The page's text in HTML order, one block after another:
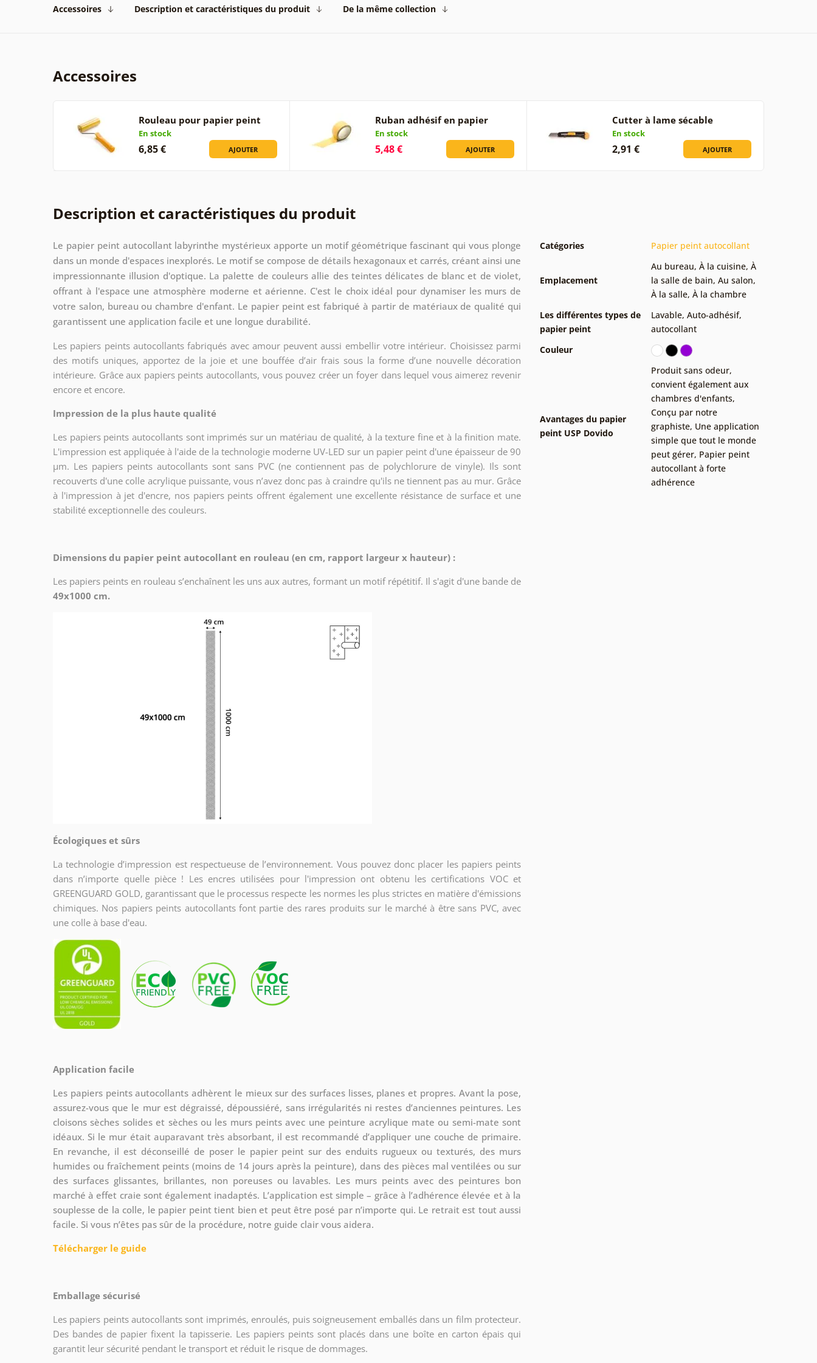
Accessoires Description et caractéristiques du produit De la même collection
Accessoires
Rouleau pour papier peint
En stock
6,85 € AJOUTER
Ruban adhésif en papier
En stock
5,48 € AJOUTER
Cutter à lame sécable
En stock
2,91 € AJOUTER
Description et caractéristiques du produit
Le papier peint autocollant labyrinthe mystérieux apporte un motif géométrique fascinant qui vous plonge
dans un monde d'espaces inexplorés. Le motif se compose de détails hexagonaux et carrés, créant ainsi une
impressionnante illusion d'optique. La palette de couleurs allie des teintes délicates de blanc et de violet,
offrant à l'espace une atmosphère moderne et aérienne. C'est le choix idéal pour dynamiser les murs de
votre salon, bureau ou chambre d'enfant. Le papier peint est fabriqué à partir de matériaux de qualité qui
garantissent une application facile et une longue durabilité.
Les papiers peints autocollants fabriqués avec amour peuvent aussi embellir votre intérieur. Choisissez parmi
des motifs uniques, apportez de la joie et une bouffée d’air frais sous la forme d’une nouvelle décoration
intérieure. Grâce aux papiers peints autocollants, vous pouvez créer un foyer dans lequel vous aimerez revenir
encore et encore.
Impression de la plus haute qualité
Les papiers peints autocollants sont imprimés sur un matériau de qualité, à la texture fine et à la finition mate.
L'impression est appliquée à l'aide de la technologie moderne UV-LED sur un papier peint d'une épaisseur de 90
µm. Les papiers peints autocollants sont sans PVC (ne contiennent pas de polychlorure de vinyle). Ils sont
recouverts d'une colle acrylique puissante, vous n’avez donc pas à craindre qu'ils ne tiennent pas au mur. Grâce
à l'impression à jet d'encre, nos papiers peints offrent également une excellente résistance de surface et une
stabilité exceptionnelle des couleurs.
Dimensions du papier peint autocollant en rouleau (en cm, rapport largeur x hauteur) :
Les papiers peints en rouleau s’enchaînent les uns aux autres, formant un motif répétitif. Il s'agit d'une bande de
49x1000 cm.
Écologiques et sûrs
La technologie d’impression est respectueuse de l’environnement. Vous pouvez donc placer les papiers peints
dans n’importe quelle pièce ! Les encres utilisées pour l'impression ont obtenu les certifications VOC et
GREENGUARD GOLD, garantissant que le processus respecte les normes les plus strictes en matière d'émissions
chimiques. Nos papiers peints autocollants font partie des rares produits sur le marché à être sans PVC, avec
une colle à base d'eau.
Application facile
Les papiers peints autocollants adhèrent le mieux sur des surfaces lisses, planes et propres. Avant la pose,
assurez-vous que le mur est dégraissé, dépoussiéré, sans irrégularités ni restes d’anciennes peintures. Les
cloisons sèches solides et sèches ou les murs peints avec une peinture acrylique mate ou semi-mate sont
idéaux. Si le mur était auparavant très absorbant, il est recommandé d’appliquer une couche de primaire.
En revanche, il est déconseillé de poser le papier peint sur des enduits rugueux ou texturés, des murs
humides ou fraîchement peints (moins de 14 jours après la peinture), dans des pièces mal ventilées ou sur
des surfaces glissantes, brillantes, non poreuses ou lavables. Les murs peints avec des peintures bon
marché à effet craie sont également inadaptés. L’application est simple – grâce à l’adhérence élevée et à la
souplesse de la colle, le papier peint tient bien et peut être posé par n’importe qui. Le retrait est tout aussi
facile. Si vous n’êtes pas sûr de la procédure, notre guide clair vous aidera.
Télécharger le guide
Emballage sécurisé
Les papiers peints autocollants sont imprimés, enroulés, puis soigneusement emballés dans un film protecteur.
Des bandes de papier fixent la tapisserie. Les papiers peints sont placés dans une boîte en carton épais qui
garantit leur sécurité pendant le transport et réduit le risque de dommages.
Catégories Papier peint autocollant
Emplacement
Au bureau, À la cuisine, À
la salle de bain, Au salon,
À la salle, À la chambre
Les différentes types de
papier peint
Lavable, Auto-adhésif,
autocollant
Couleur
Avantages du papier
peint USP Dovido
Produit sans odeur,
convient également aux
chambres d'enfants,
Conçu par notre
graphiste, Une application
simple que tout le monde
peut gérer, Papier peint
autocollant à forte
adhérence